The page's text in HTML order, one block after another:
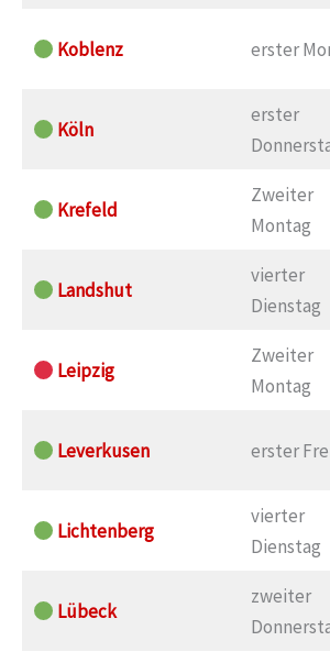
Koblenz erster
Köln
erster
Krefeld
Zweiter
Montag
Landshut
vierter
Dienstag
Leipzig
Zweiter
Montag
Leverkusen erster
Lichtenberg
vierter
Dienstag
Lübeck
zweiter